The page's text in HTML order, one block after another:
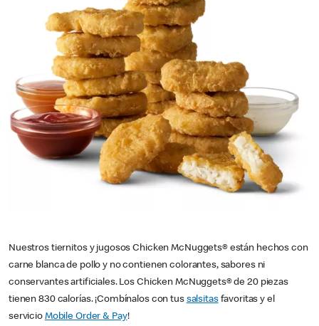
Nuestros tiernitos y jugosos Chicken McNuggets® están hechos con
carne blanca de pollo y no contienen colorantes, sabores ni
conservantes artificiales. Los Chicken McNuggets® de 20 piezas
tienen 830 calorías. ¡Combínalos con tus salsitasfavoritas y el
servicio Mobile Order & Pay!